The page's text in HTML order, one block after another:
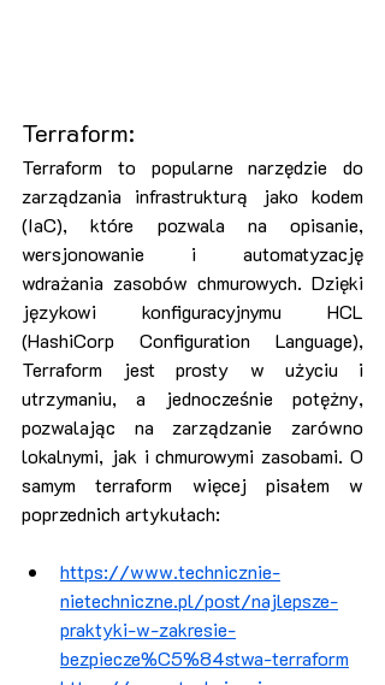
Terraform:
Terraform to popularne narzędzie do
zarządzania infrastrukturą jako kodem
(IaC), które pozwala na opisanie,
wersjonowanie i automatyzację
wdrażania zasobów chmurowych. Dzięki
językowi konfiguracyjnymu HCL
(HashiCorp Configuration Language),
Terraform jest prosty w użyciu i
utrzymaniu, a jednocześnie potężny,
pozwalając na zarządzanie zarówno
lokalnymi, jak i chmurowymi zasobami. O
samym terraform więcej pisałem w
poprzednich artykułach:
https://www.technicznie-
nietechniczne.pl/post/najlepsze-
praktyki-w-zakresie-
bezpiecze%C5%84stwa-terraform